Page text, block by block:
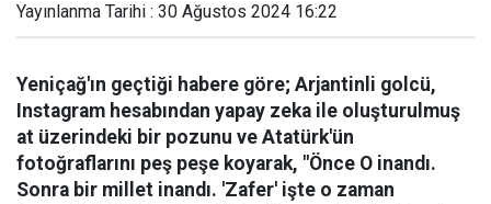
Yayınlanma Tarihi : 30 Ağustos 2024 16:22
Yeniçağ'ın geçtiği habere göre; Arjantinli golcü,
Instagram hesabından yapay zeka ile oluşturulmuş
at üzerindeki bir pozunu ve Atatürk'ün
fotoğraflarını peş peşe koyarak, "Önce O inandı.
Sonra bir millet inandı. 'Zafer' işte o zaman